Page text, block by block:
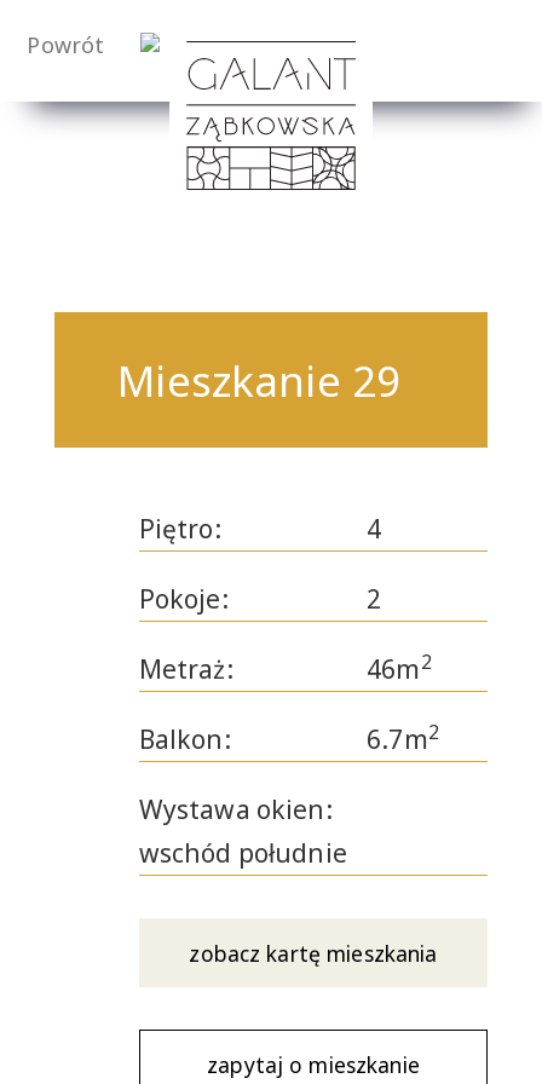
Powrót
Mieszkanie 29
Piętro: 4
Pokoje: 2
Metraż: 46m2
Balkon: 6.7m2
Wystawa okien:
wschód południe
zobacz kartę mieszkania
zapytaj o mieszkanie